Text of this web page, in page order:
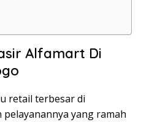
Alfamart Di
retail terbesar di
yang ramah